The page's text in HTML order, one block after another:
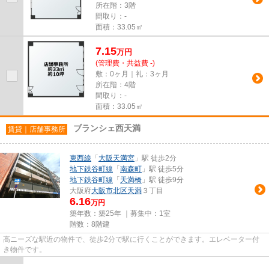
所在階：3階
間取り：-
面積：33.05㎡
7.15万円
(管理費・共益費 -)
敷：0ヶ月｜礼：3ヶ月
所在階：4階
間取り：-
面積：33.05㎡
賃貸｜店舗事務所 ブランシェ西天満
東西線 「 大阪天満宮 」駅 徒歩2分
地下鉄谷町線 「 南森町 」駅 徒歩5分
地下鉄谷町線 「 天満橋 」駅 徒歩9分
大阪府大阪市北区天満 ３丁目
6.16万円
築年数：築25年 ｜募集中： 1室
階数：8階建
高ニーズな駅近の物件で、徒歩2分で駅に行くことができます。エレベーター付
き物件です。